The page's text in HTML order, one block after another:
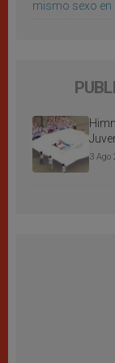
mismo sexo
3 Ago